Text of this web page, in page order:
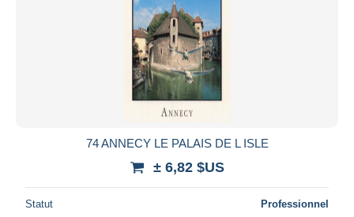
74 ANNECY LE PALAIS DE L ISLE
± 6,82 $US
Statut Professionnel